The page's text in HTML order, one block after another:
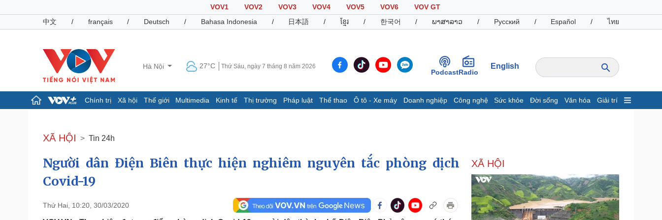
VOV1 VOV2 VOV3 VOV4 VOV5 VOV6
VOV GT
中文
/ français / Deutsch / Bahasa Indonesia / 日本語 / ខ្មែរ / 한국어 / ພາສາລາວ / Русский / Español / ไทย
Hà Nội 27°C Thứ Sáu, ngày 7 tháng 8 năm 2026
PodcastRadio
English
Chính trị Xã hội Thế giới Multimedia Kinh tế Thị trường Pháp luật Thể thao Ô tô - Xe máy Doanh nghiệp Công nghệ Sức khỏe Đời sống Văn hóa Giải trí
Đảng
Tổ chức nhân sự
Nhận diện sự thật
Dấu ấn VOV
E-Magazine
Infographic
Giá cà phê
Pháp luật
Thể thao
Bóng đá
Ô tô - Xe máy
Ô tô
Doanh nghiệp
Thông tin doanh nghiệp
Công nghệ
Sành điệu
XÃ HỘI Tin 24h
Người dân Điện Biên thực hiện nghiêm nguyên tắc phòng dịch
Covid-19
Thứ Hai, 10:20, 30/03/2020
XÃ HỘI